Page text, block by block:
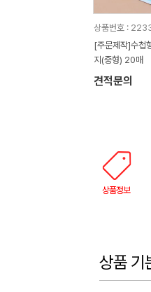
상품번호 :
[주문제작]수첩
지(중형) 20매
견적문의
상품정보
상품 기